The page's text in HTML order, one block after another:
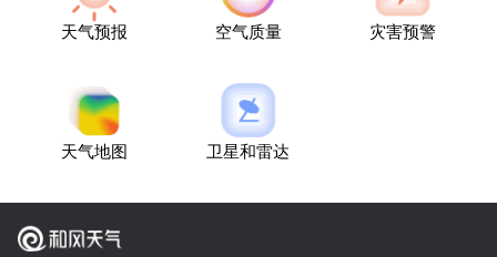
天气预报 空气质量 灾害预警
天气地图 卫星和雷达